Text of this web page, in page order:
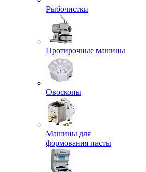
Рыбочистки
Протирочные машины
Овоскопы
Машины для
формования пасты